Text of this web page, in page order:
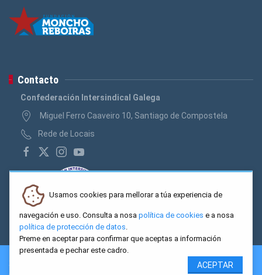
Contacto
Confederación Intersindical Galega
Miguel Ferro Caaveiro 10, Santiago de Compostela
Rede de Locais
2026 CIG. Confederación Intersindical Galega - Miguel Ferro
Usamos cookies para mellorar a túa experiencia de
navegación e uso. Consulta a nosa política de cookies e a nosa
política de protección de datos.
Preme en aceptar para confirmar que aceptas a información
presentada e pechar este cadro.
ACEPTAR